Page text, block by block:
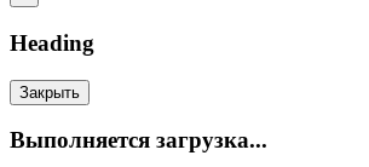
Heading
Закрыть
Выполняется загрузка...